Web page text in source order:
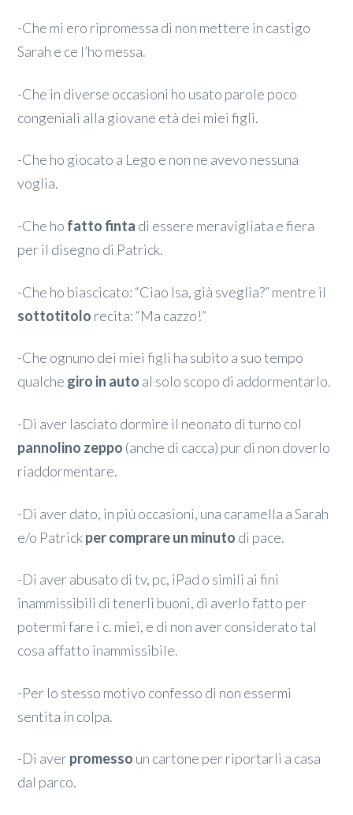
-Che mi ero ripromessa di non mettere in castigo
Sarah e ce l’ho messa.
-Che in diverse occasioni ho usato parole poco
congeniali alla giovane età dei miei figli.
-Che ho giocato a Lego e non ne avevo nessuna
voglia.
-Che ho fatto finta di essere meravigliata e fiera
per il disegno di Patrick.
-Che ho biascicato: “Ciao Isa, già sveglia?” mentre il
sottotitolo recita: “Ma cazzo!”
-Che ognuno dei miei figli ha subito a suo tempo
qualche giro in auto al solo scopo di addormentarlo.
-Di aver lasciato dormire il neonato di turno col
pannolino zeppo (anche di cacca) pur di non doverlo
riaddormentare.
-Di aver dato, in più occasioni, una caramella a Sarah
e/o Patrickper comprare un minuto di pace.
-Di aver abusato di tv, pc, iPad o simili ai fini
inammissibili di tenerli buoni, di averlo fatto per
potermi fare i c. miei, e di non aver considerato tal
cosa affatto inammissibile.
-Per lo stesso motivo confesso di non essermi
sentita in colpa.
-Di averpromesso un cartone per riportarli a casa
dal parco.